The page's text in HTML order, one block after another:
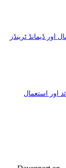
ڈیمانڈ ٹرینڈز
اور استعمال